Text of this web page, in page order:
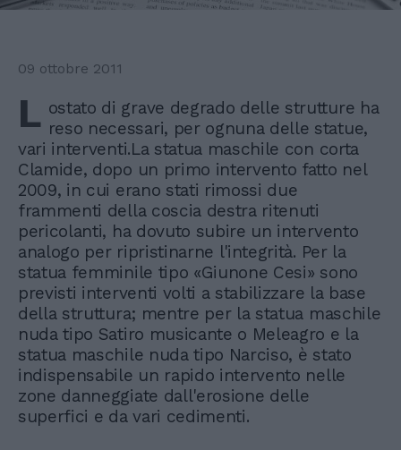
09 ottobre 2011
L ostato di grave degrado delle strutture ha
reso necessari, per ognuna delle statue,
vari interventi.La statua maschile con corta
Clamide, dopo un primo intervento fatto nel
2009, in cui erano stati rimossi due
frammenti della coscia destra ritenuti
pericolanti, ha dovuto subire un intervento
analogo per ripristinarne l'integrità. Per la
statua femminile tipo «Giunone Cesi» sono
previsti interventi volti a stabilizzare la base
della struttura; mentre per la statua maschile
nuda tipo Satiro musicante o Meleagro e la
statua maschile nuda tipo Narciso, è stato
indispensabile un rapido intervento nelle
zone danneggiate dall'erosione delle
superfici e da vari cedimenti.